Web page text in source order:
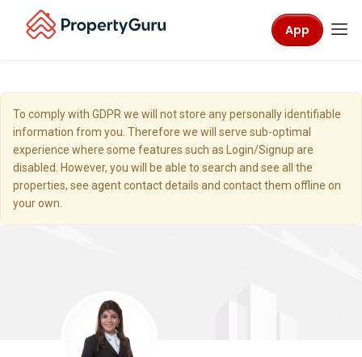
App
To comply with GDPR we will not store any personally identifiable
information from you. Therefore we will serve sub-optimal
experience where some features such as Login/Signup are
disabled. However, you will be able to search and see all the
properties, see agent contact details and contact them offline on
your own.